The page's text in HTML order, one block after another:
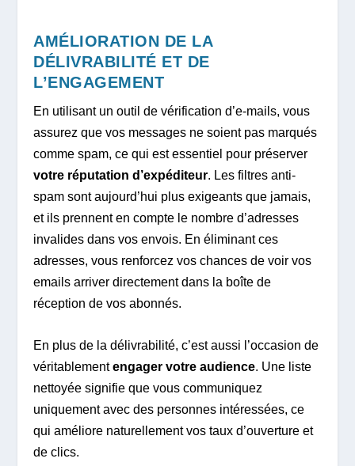
AMÉLIORATION DE LA
DÉLIVRABILITÉ ET DE
L’ENGAGEMENT
En utilisant un outil de vérification d’e-mails, vous
assurez que vos messages ne soient pas marqués
comme spam, ce qui est essentiel pour préserver
votre réputation d’expéditeur. Les filtres anti-
spam sont aujourd’hui plus exigeants que jamais,
et ils prennent en compte le nombre d’adresses
invalides dans vos envois. En éliminant ces
adresses, vous renforcez vos chances de voir vos
emails arriver directement dans la boîte de
réception de vos abonnés.
En plus de la délivrabilité, c’est aussi l’occasion de
véritablementengager votre audience. Une liste
nettoyée signifie que vous communiquez
uniquement avec des personnes intéressées, ce
qui améliore naturellement vos taux d’ouverture et
de clics.